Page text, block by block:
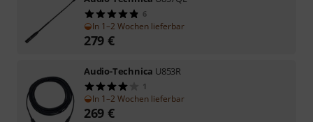
6
In 1–2 Wochen lieferbar
279 €
Audio-Technica U853R
1
In 1–2 Wochen lieferbar
269 €